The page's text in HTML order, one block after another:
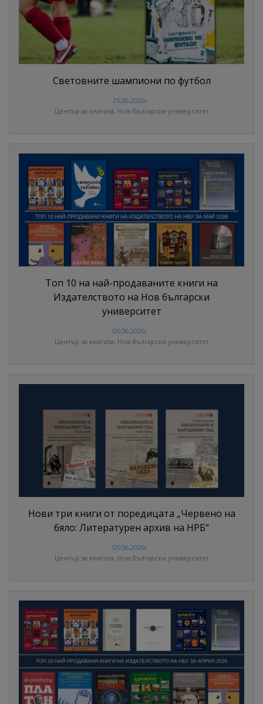
Световните шампиони по футбол
25.06.2026г.
Център за книгата, Нов български университет
Топ 10 на най-продаваните книги на
Издателството на Нов български
университет
05.06.2026г.
Център за книгата, Нов български университет
Нови три книги от поредицата „Червено на
бяло: Литературен архив на НРБ“
05.06.2026г.
Център за книгата, Нов български университет